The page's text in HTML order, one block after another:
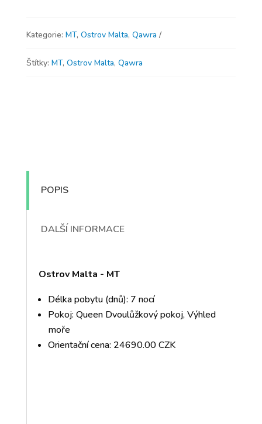
Kategorie: MT, Ostrov Malta, Qawra
Štítky: MT, Ostrov Malta, Qawra
POPIS
DALŠÍ INFORMACE
Ostrov Malta - MT
Délka pobytu (dnů): 7 nocí
Pokoj: Queen Dvoulůžkový pokoj, Výhled
moře
Orientační cena: 24690.00 CZK